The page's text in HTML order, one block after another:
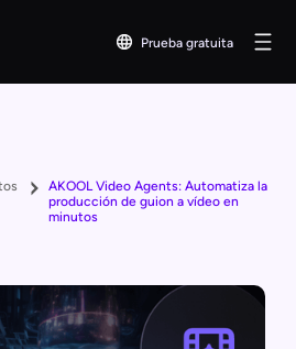
Prueba gratuita
AKOOL Video Agents: Automatiza la
producción de guion a vídeo en
minutos